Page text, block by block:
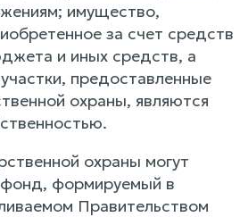
имущество,
за счет средств
и иных средств, а
предоставленные
охраны, являются
охраны могут
формируемый в
Правительством